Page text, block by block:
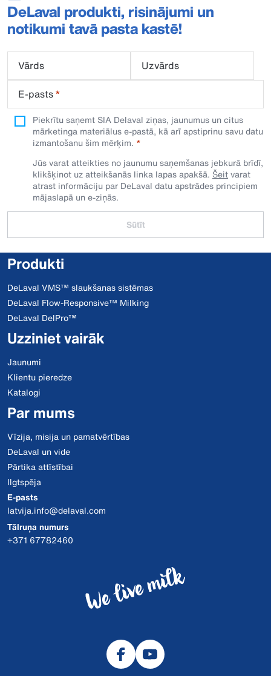
DeLaval produkti, risinājumi un
notikumi tavā pasta kastē!
Vārds
Uzvārds
E-pasts*
Piekrītu saņemt SIA Delaval ziņas, jaunumus un citus
mārketinga materiālus e-pastā, kā arī apstiprinu savu datu
izmantošanu šim mērķim.
Jūs varat atteikties no jaunumu saņemšanas jebkurā brīdī,
klikšķinot uz atteikšanās linka lapas apakšā. Šeitvarat
atrast informāciju par DeLaval datu apstrādes principiem
mājaslapā un e-ziņās.
Sūtīt
Produkti
DeLaval VMS™ slaukšanas sistēmas
DeLaval Flow-Responsive™ Milking
DeLaval DelPro™
Uzziniet vairāk
Jaunumi
Klientu pieredze
Katalogi
Par mums
Vīzija, misija un pamatvērtības
DeLaval un vide
Pārtika attīstībai
Ilgtspēja
E-pasts
latvija.info@delaval.com
Tālruņa numurs
+371 67782460